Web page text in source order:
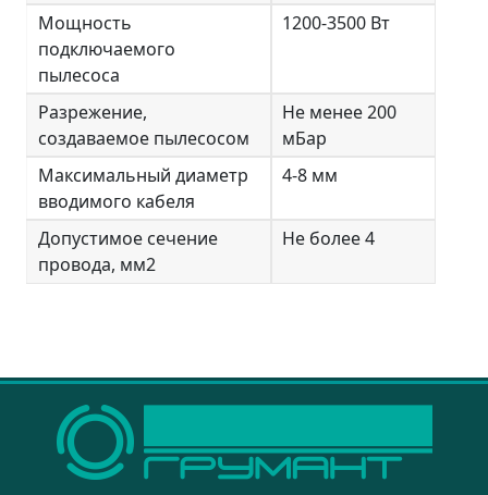
Мощность
подключаемого
пылесоса
1200-3500 Вт
Разрежение,
создаваемое пылесосом
Не менее 200
мБар
Максимальный диаметр
вводимого кабеля
4-8 мм
Допустимое сечение
провода, мм2
Не более 4